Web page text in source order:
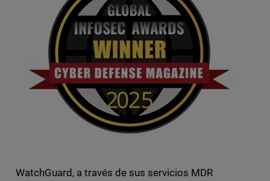
WatchGuard, a través de sus servicios MDR